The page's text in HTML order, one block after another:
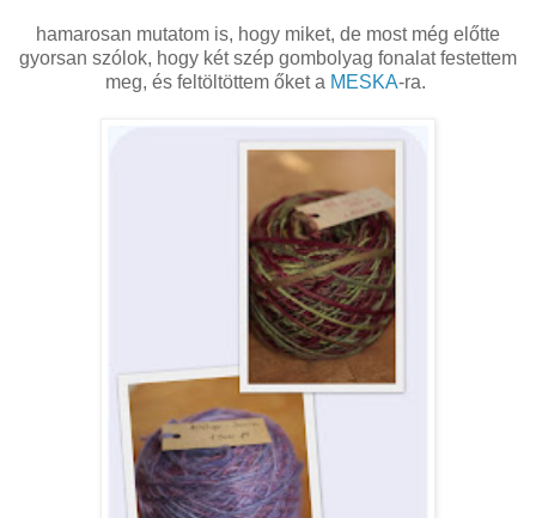
hamarosan mutatom is, hogy miket, de most még előtte
gyorsan szólok, hogy két szép gombolyag fonalat festettem
meg, és feltöltöttem őket a MESKA-ra.